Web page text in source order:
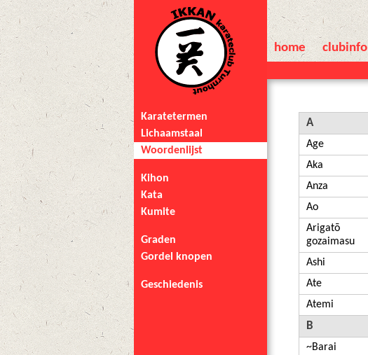
A
Age
Aka
Anza
Ao
Arigatō
gozaimasu
Ashi
Ate
Atemi
B
~Barai
Karatetermen
Lichaamstaal
Woordenlijst
Kihon
Kata
Kumite
Graden
Gordel knopen
Geschiedenis
home clubinfo